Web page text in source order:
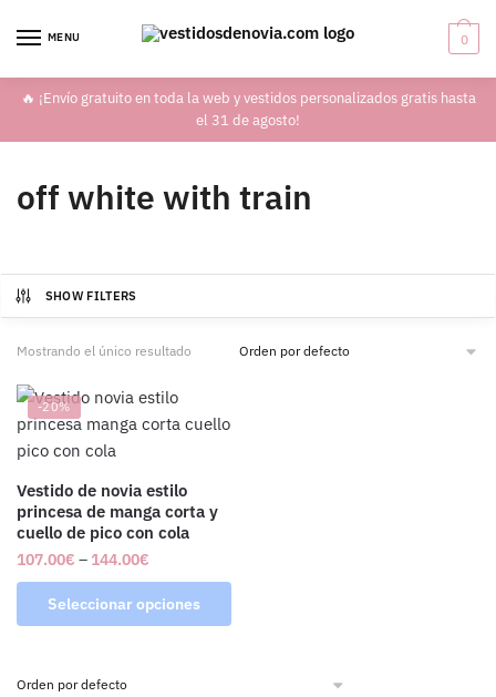
MENU 0
🔥 ¡Envío gratuito en toda la web y vestidos personalizados gratis hasta
el 31 de agosto!
off white with train
SHOW FILTERS
Mostrando el único resultado
-20%
Vestido de novia estilo
princesa de manga corta y
cuello de pico con cola
107.00€ – 144.00€
Seleccionar opciones